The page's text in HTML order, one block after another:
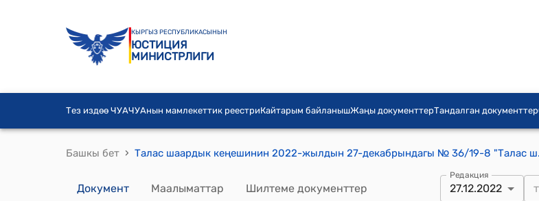
КЫРГЫЗ РЕСПУБЛИКАСЫНЫН
ЮСТИЦИЯ
МИНИСТРЛИГИ
Тез издөө ЧУАЧУАнын мамлекеттик реестриКайтарым байланышЖаңы документтерТандалган документтер
Башкы бет › Талас шаардык кеңешинин
Документ Маалыматтар Шилтеме документтер
Редакция
27.12.2022